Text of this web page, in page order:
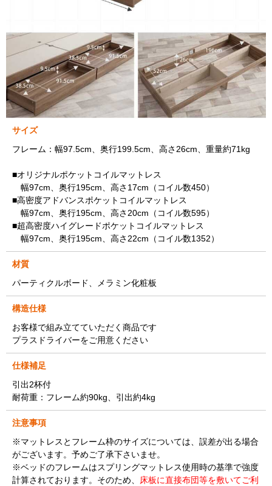
サイズ
フレーム：幅97.5cm、奥行199.5cm、高さ26cm、重量約71kg
■オリジナルポケットコイルマットレス
幅97cm、奥行195cm、高さ17cm（コイル数450）
■高密度アドバンスポケットコイルマットレス
幅97cm、奥行195cm、高さ20cm（コイル数595）
■超高密度ハイグレードポケットコイルマットレス
幅97cm、奥行195cm、高さ22cm（コイル数1352）
材質
パーティクルボード、メラミン化粧板
構造仕様
お客様で組み立てていただく商品です
プラスドライバーをご用意ください
仕様補足
引出2杯付
耐荷重：フレーム約90kg、引出約4kg
注意事項
※マットレスとフレーム枠のサイズについては、誤差が出る場合
がございます。予めご了承下さいませ。
※ベッドのフレームはスプリングマットレス使用時の基準で強度
計算されております。そのため、
床板に直接布団等を敷いてご利